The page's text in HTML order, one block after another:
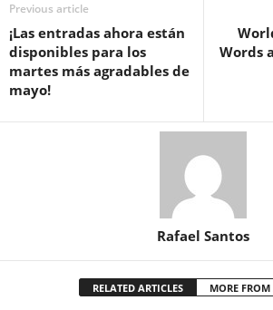
Previous article
¡Las entradas ahora están
disponibles para los
martes más agradables de
mayo!
Words
Rafael Santos
RELATED ARTICLES MORE